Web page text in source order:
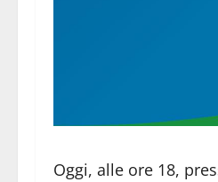
Oggi, alle ore 18,